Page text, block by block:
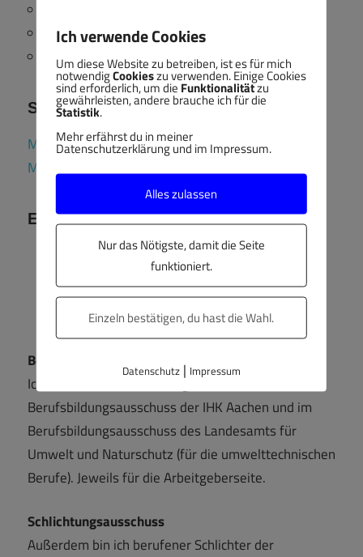
Kommentar-Feed
WordPress.org
Soziale Netzwerke
Mein Profil bei LinkedIn
Mein Profil im Fediverse (Mastodon)
Ehrenamt
Berufsbildungsausschuss
Ich bin ehrenamtliches Mitglied im
Berufsbildungsausschuss der IHK Aachen und im
Berufsbildungsausschuss des Landesamts für
Umwelt und Naturschutz (für die umwelttechnischen
Berufe). Jeweils für die Arbeitgeberseite.
Schlichtungsausschuss
Außerdem bin ich berufener Schlichter der
Ich verwende Cookies
Um diese Website zu betreiben, ist es für mich
notwendigCookieszu verwenden. Einige Cookies
sind erforderlich, um dieFunktionalitätzu
gewährleisten, andere brauche ich für die
Statistik.
Mehr erfährst du in meiner
Datenschutzerklärung und im Impressum.
Alles zulassen
Nur das Nötigste, damit die Seite
funktioniert.
Einzeln bestätigen, du hast die Wahl.
Datenschutz| Impressum